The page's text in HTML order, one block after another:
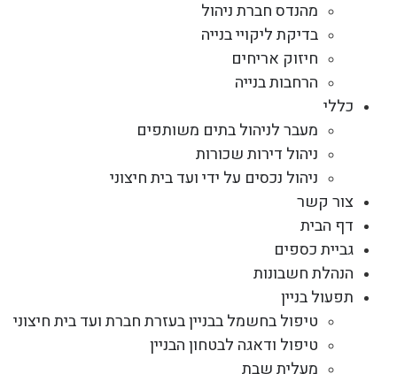
מהנדס חברת ניהול
בדיקת ליקויי בנייה
חיזוק אריחים
הרחבות בנייה
כללי
מעבר לניהול בתים משותפים
ניהול דירות שכורות
ניהול נכסים על ידי ועד בית חיצוני
צור קשר
דף הבית
גביית כספים
הנהלת חשבונות
תפעול בניין
טיפול בחשמל בבניין בעזרת חברת ועד בית חיצוני
טיפול ודאגה לבטחון הבניין
מעלית שבת